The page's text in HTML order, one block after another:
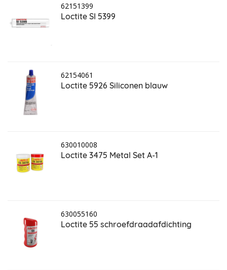
62151399
Loctite SI 5399
62154061
Loctite 5926 Siliconen blauw
630010008
Loctite 3475 Metal Set A-1
630055160
Loctite 55 schroefdraadafdichting